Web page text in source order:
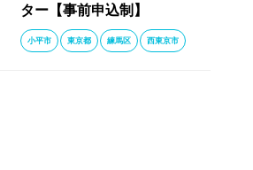
ター【事前申込制】
小平市 東京都 練馬区 西東京市